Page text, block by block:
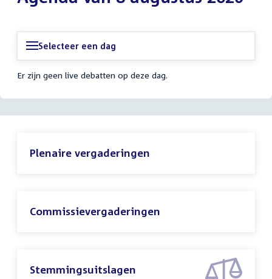
Selecteer een dag
Er zijn geen live debatten op deze dag.
Plenaire vergaderingen
Commissievergaderingen
Stemmingsuitslagen